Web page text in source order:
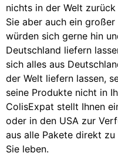
nichts in der Welt
Sie aber auch ein
würden sich gerne hin
Deutschland liefern
sich alles aus
der Welt liefern lassen,
seine Produkte nicht in
ColisExpat stellt Ihnen
oder in den USA zur
aus alle Pakete direkt
Sie leben.